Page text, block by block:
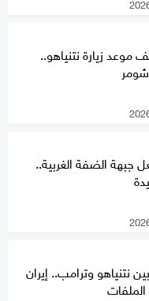
زيارة نتنياهو..
جبهة الضفة الغربية..
نتنياهو وترامب.. إيران